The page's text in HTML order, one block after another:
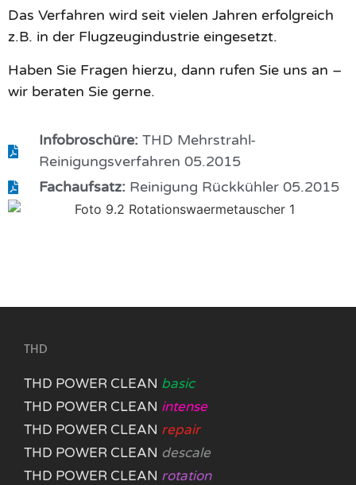
Das Verfahren wird seit vielen Jahren erfolgreich
z.B. in der Flugzeugindustrie eingesetzt.
Haben Sie Fragen hierzu, dann rufen Sie uns an –
wir beraten Sie gerne.
Infobroschüre: THD Mehrstrahl-
Reinigungsverfahren 05.2015
Fachaufsatz: Reinigung Rückkühler 05.2015
THD
THD POWER CLEAN basic
THD POWER CLEAN intense
THD POWER CLEAN repair
THD POWER CLEAN descale
THD POWER CLEAN rotation